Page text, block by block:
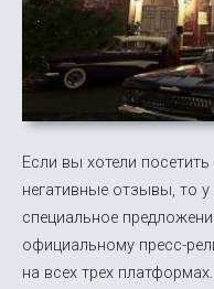
Если вы хотели
негативные отзывы, то у
специальное
официальному пресс-
на всех трех